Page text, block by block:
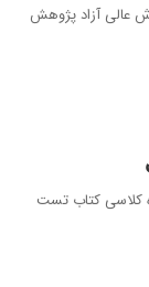
۱۳۹۸ در موسسه آموزش عالی آزاد پژوهش
در عملیات ۱و۲ تحقیق در عملیات ۱ جزوه کلاسی کتاب تست